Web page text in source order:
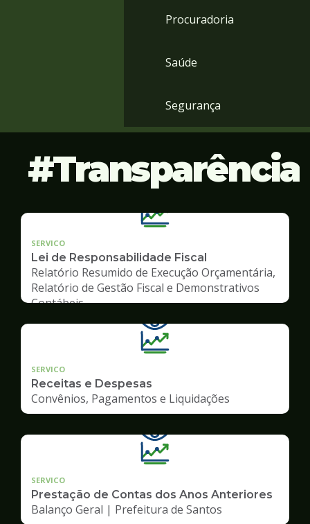
Procuradoria
Saúde
Segurança
Transparência
SERVICO
Lei de Responsabilidade Fiscal
Relatório Resumido de Execução Orçamentária,
Relatório de Gestão Fiscal e Demonstrativos
Contábeis
SERVICO
Receitas e Despesas
Convênios, Pagamentos e Liquidações
SERVICO
Prestação de Contas dos Anos Anteriores
Balanço Geral | Prefeitura de Santos